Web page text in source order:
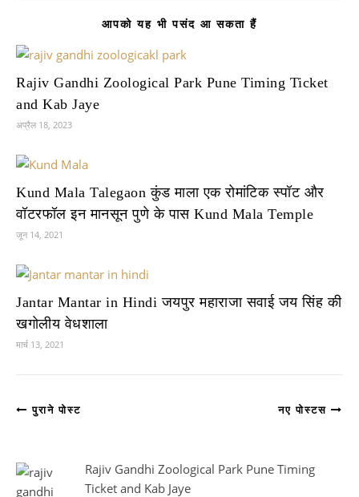
आपको यह भी पसंद आ सकता हैं
Rajiv Gandhi Zoological Park Pune Timing Ticket
and Kab Jaye
अप्रैल 18, 2023
Kund Mala Talegaon कुंड माला एक रोमांटिक स्पॉट और
वॉटरफॉल इन मानसून पुणे के पास Kund Mala Temple
जून 14, 2021
Jantar Mantar in Hindi जयपुर महाराजा सवाई जय सिंह की
खगोलीय वेधशाला
मार्च 13, 2021
पुराने पोस्ट नए पोस्टस
Rajiv Gandhi Zoological Park Pune Timing
Ticket and Kab Jaye